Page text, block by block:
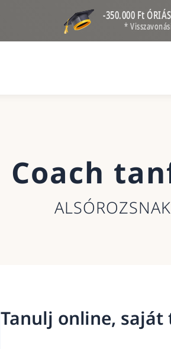
-350.000 Ft
*
Coach
Tanulj online,